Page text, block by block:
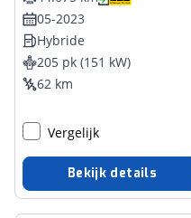
05-2023
Hybride
205 pk (151 kW)
62 km
Vergelijk
Bekijk details